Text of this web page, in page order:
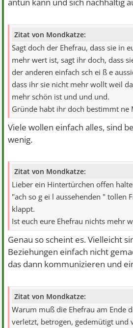
Zitat von Mondkatze:
Sagt doch der Ehefrau, dass sie in
mehr wert ist, sagt ihr doch, dass
der anderen einfach sch ei ß e
dass ihr sie nicht mehr wollt weil
mehr schön ist und und und.
Gründe habt ihr doch bestimmt ne
Viele wollen einfach alles, sind
wenig.
Zitat von Mondkatze:
Lieber ein Hintertürchen offen
"ach so g ei l aussehenden " tollen
klappt.
Ist euch eure Ehefrau nichts mehr
Genau so scheint es. Vielleicht
Beziehungen einfach nicht
das dann kommunizieren und
Zitat von Mondkatze:
Warum muß die Ehefrau am Ende
verletzt, betrogen, gedemütigt und